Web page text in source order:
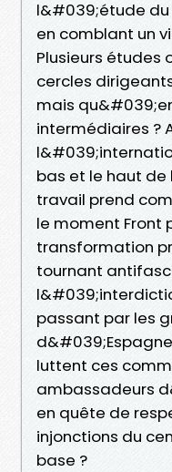
l&#039;étude du
en comblant un
Plusieurs études
cercles
mais
intermédiaires ?
bas et le haut
travail prend
le moment Front
transformation
tournant
passant par les
luttent ces
ambassadeurs
en quête de
injonctions du
base ?